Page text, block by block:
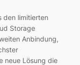
den limitierten
Storage
Anbindung,
neue Lösung die